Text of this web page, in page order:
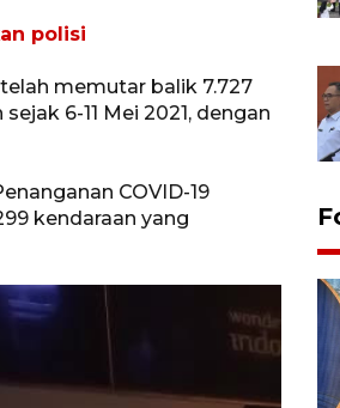
polisi
memutar balik 7.727
6-11 Mei 2021, dengan
COVID-19
kendaraan yang